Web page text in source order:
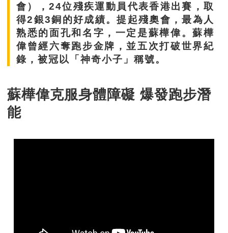
會），24位殘疾運動員代表香港出賽，取
得2銀3銅的好成績。提起殘奧會，最為人
熟悉的面孔和名字，一定是蘇樺偉。蘇樺
偉曾經六奪跑步金牌，並五次打破世界紀
錄，被冠以「神奇小子」稱號。
蘇樺偉克服身體障礙 爆發跑步潛
能